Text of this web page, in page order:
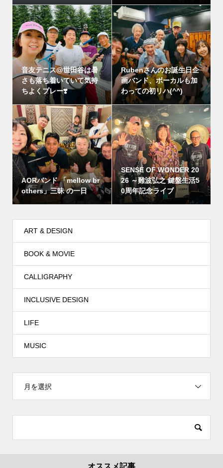
音友テニス@世田谷は暑
さも落ち着いていて気持
ちよくプレー❣️
Rubenさんのお誕生日企
画バンド、ボーカルも加
わっての初リハ(^^)
AORバンド 「mellow br
others」三昧 の一日
SENSE OF WONDER 20
26 ～難波弘之 鍵盤生活5
0周年記念ライブ
ART & DESIGN
BOOK & MOVIE
CALLIGRAPHY
INCLUSIVE DESIGN
LIFE
MUSIC
月を選択
オススメ記事